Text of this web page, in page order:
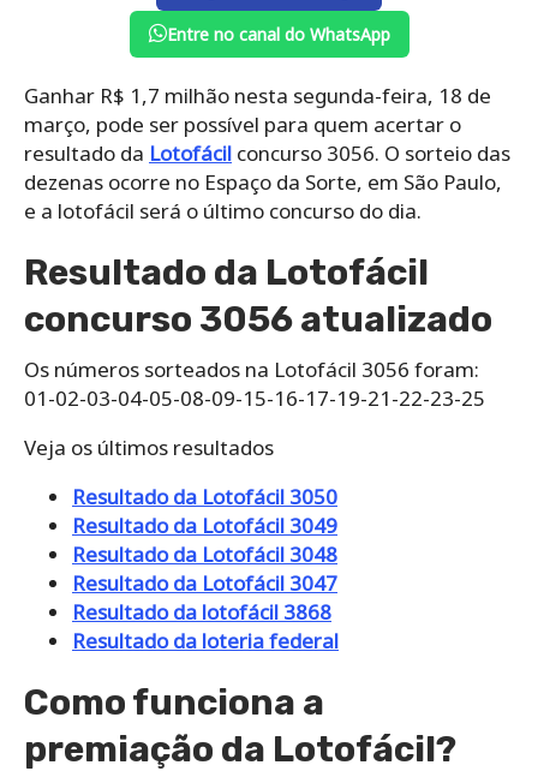
Entre no canal do WhatsApp
Ganhar R$ 1,7 milhão nesta segunda-feira, 18 de
março, pode ser possível para quem acertar o
resultado da Lotofácil concurso 3056. O sorteio das
dezenas ocorre no Espaço da Sorte, em São Paulo,
e a lotofácil será o último concurso do dia.
Resultado da Lotofácil
concurso 3056 atualizado
Os números sorteados na Lotofácil 3056 foram:
01-02-03-04-05-08-09-15-16-17-19-21-22-23-25
Veja os últimos resultados
Resultado da Lotofácil 3050
Resultado da Lotofácil 3049
Resultado da Lotofácil 3048
Resultado da Lotofácil 3047
Resultado da lotofácil 3868
Resultado da loteria federal
Como funciona a
premiação da Lotofácil?